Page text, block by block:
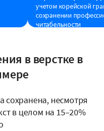
учетом корейской
сохранении
читабельности
в верстке в
сохранена, несмотря
в целом на 15–20%